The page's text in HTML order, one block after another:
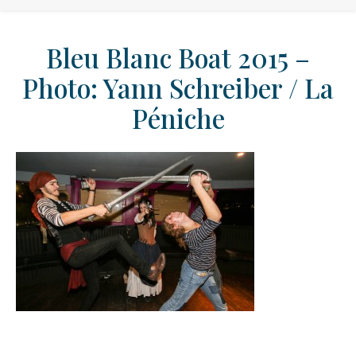
Bleu Blanc Boat 2015 –
Photo: Yann Schreiber / La
Péniche